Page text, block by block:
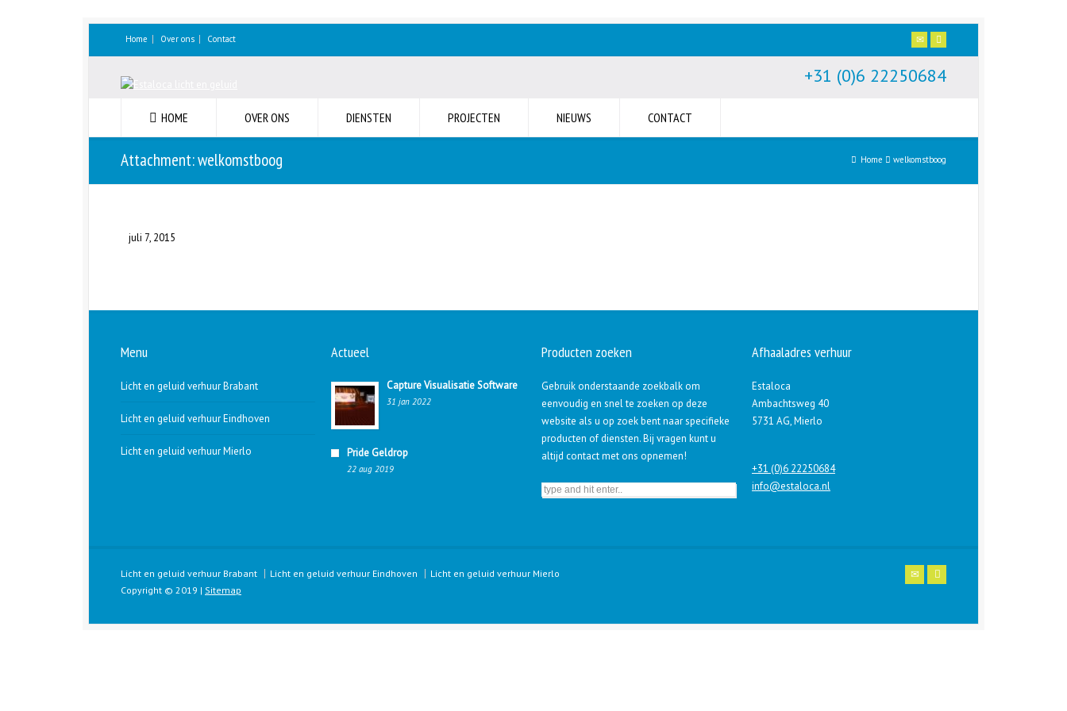
Home Over ons Contact
+31 (0)6 22250684
HOME OVER ONS DIENSTEN PROJECTEN NIEUWS CONTACT
Attachment: welkomstboog Home welkomstboog
juli 7, 2015
Menu
Licht en geluid verhuur Brabant
Licht en geluid verhuur Eindhoven
Licht en geluid verhuur Mierlo
Actueel
Capture Visualisatie Software
31 jan 2022
Pride Geldrop
22 aug 2019
Producten zoeken
Gebruik onderstaande zoekbalk om
eenvoudig en snel te zoeken op deze
website als u op zoek bent naar specifieke
producten of diensten. Bij vragen kunt u
altijd contact met ons opnemen!
Afhaaladres verhuur
Estaloca
Ambachtsweg 40
5731 AG, Mierlo
+31 (0)6 22250684
info@estaloca.nl
Licht en geluid verhuur Brabant Licht en geluid verhuur Eindhoven
Licht en geluid verhuur Mierlo
Copyright © 2019 | Sitemap